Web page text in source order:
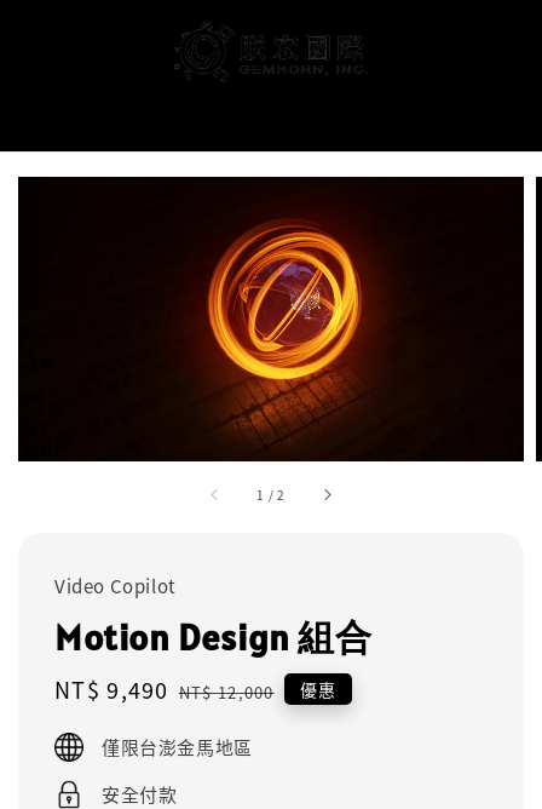
1 /2
Video Copilot
Motion Design 組合
Sale
NT$ 9,490 Regular
NT$ 12,000 優惠
僅限台澎金馬地區
安全付款